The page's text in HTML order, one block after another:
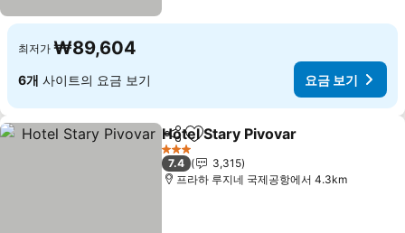
최저가 ₩89,604
6개 사이트의 요금 보기 요금 보기
공유 즐겨찾기에 추가
Hotel Stary Pivovar
3 성급
7.4
3,315
프라하 루지네 국제공항에서 4.3km